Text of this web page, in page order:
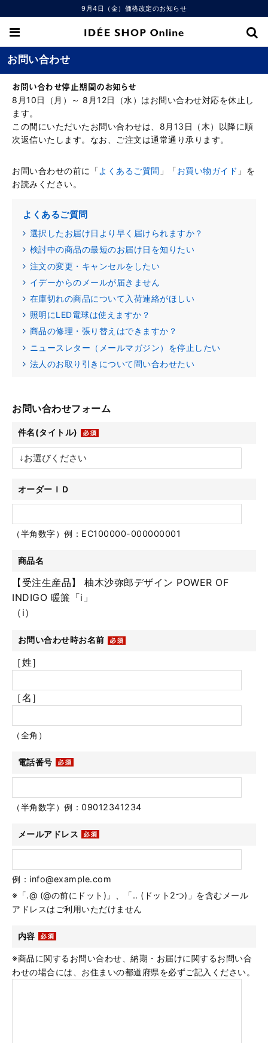
9月4日（金）価格改定のお知らせ
お問い合わせ
お問い合わせ停止期間のお知らせ
8月10日（月）～ 8月12日（水）はお問い合わせ対応を休止し
ます。
この間にいただいたお問い合わせは、8月13日（木）以降に順
次返信いたします。なお、ご注文は通常通り承ります。
お問い合わせの前に「よくあるご質問 」「お買い物ガイド 」を
お読みください。
よくあるご質問
選択したお届け日より早く届けられますか？
検討中の商品の最短のお届け日を知りたい
注文の変更・キャンセルをしたい
イデーからのメールが届きません
在庫切れの商品について入荷連絡がほしい
照明にLED電球は使えますか？
商品の修理・張り替えはできますか？
ニュースレター（メールマガジン）を停止したい
法人のお取り引きについて問い合わせたい
お問い合わせフォーム
件名(タイトル)
オーダーＩＤ
（半角数字）例：EC100000-000000001
商品名
【受注生産品】 柚木沙弥郎デザイン POWER OF
INDIGO 暖簾「i」
（i）
お問い合わせ時お名前
［姓］
［名］
（全角）
電話番号
（半角数字）例：09012341234
メールアドレス
例：info@example.com
※「.@ (@の前にドット)」、「.. (ドット2つ)」を含むメール
アドレスはご利用いただけません
内容
※商品に関するお問い合わせ、納期・お届けに関するお問い合
わせの場合には、お住まいの都道府県を必ずご記入ください。